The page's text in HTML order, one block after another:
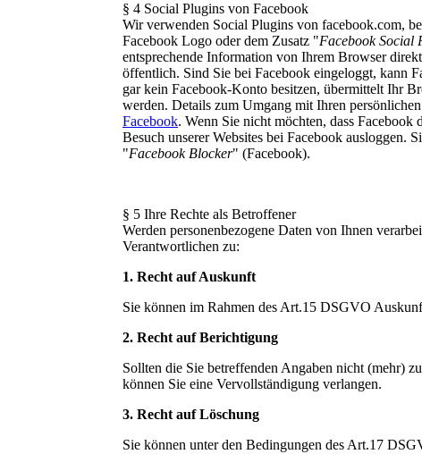
§ 4 Social Plugins von Facebook
Wir verwenden Social Plugins von facebook.com,
Facebook Logo oder dem Zusatz "Facebook Social
entsprechende Information von Ihrem Browser
öffentlich. Sind Sie bei Facebook eingeloggt, kann
gar kein Facebook-Konto besitzen, übermittelt Ihr
werden. Details zum Umgang mit Ihren
Facebook. Wenn Sie nicht möchten, dass
Besuch unserer Websites bei Facebook
"Facebook Blocker" (Facebook).
§ 5 Ihre Rechte als Betroffener
Werden personenbezogene Daten von Ihnen
Verantwortlichen zu:
1. Recht auf Auskunft
Sie können im Rahmen des Art.15 DSGVO
2. Recht auf Berichtigung
Sollten die Sie betreffenden Angaben nicht (mehr)
können Sie eine Vervollständigung verlangen.
3. Recht auf Löschung
Sie können unter den Bedingungen des Art.17